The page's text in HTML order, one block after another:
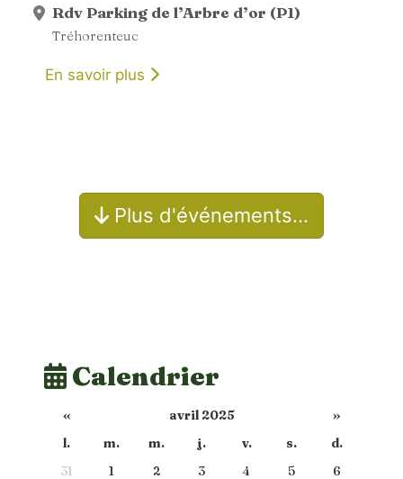
Rdv Parking de l’Arbre d’or (P1)
Tréhorenteuc
En savoir plus
Plus d'événements…
Calendrier
« avril 2025
»
l.
m. m. j. v. s.
d.
31
1 2 3 4 5
6